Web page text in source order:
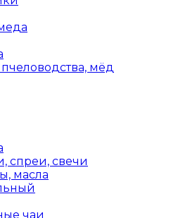
мёд
спреи, свечи
масла
чаи